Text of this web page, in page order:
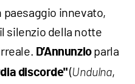
paesaggio innevato,
silenzio della notte
D’Annunzioparla
discorde"(Undulna,